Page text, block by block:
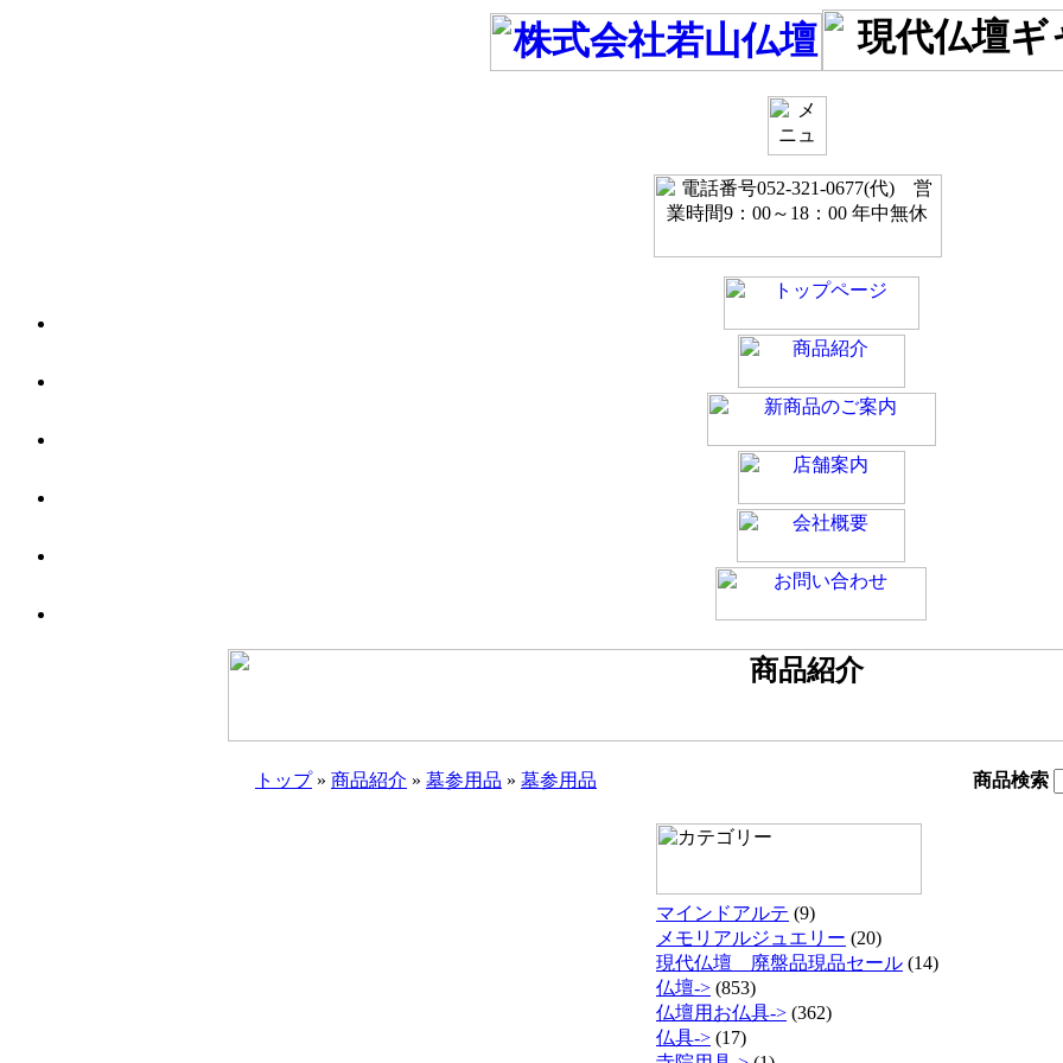
トップ» 商品紹介 » 墓参用品 » 墓参用品 商品検索
マインドアルテ (9)
メモリアルジュエリー (20)
現代仏壇 廃盤品現品セール (14)
仏壇-> (853)
仏壇用お仏具-> (362)
仏具-> (17)